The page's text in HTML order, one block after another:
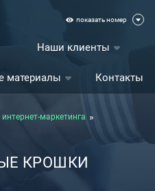
показать номер
Наши клиенты
материалы Контакты
интернет-маркетинга
КРОШКИ